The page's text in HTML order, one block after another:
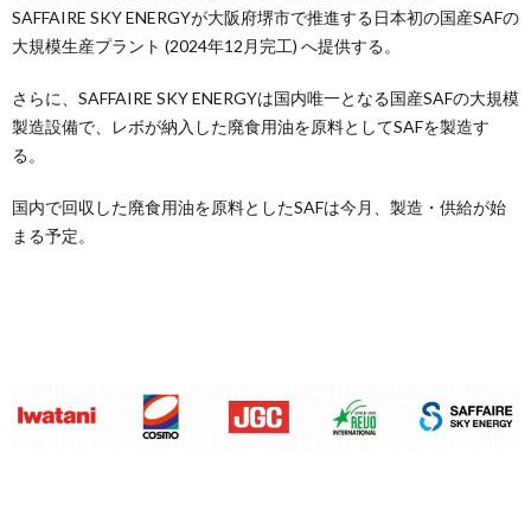
SAFFAIRE SKY ENERGYが大阪府堺市で推進する日本初の国産SAFの
大規模生産プラント (2024年12月完工) へ提供する。
さらに、SAFFAIRE SKY ENERGYは国内唯一となる国産SAFの大規模
製造設備で、レボが納入した廃食用油を原料としてSAFを製造す
る。
国内で回収した廃食用油を原料としたSAFは今月、製造・供給が始
まる予定。